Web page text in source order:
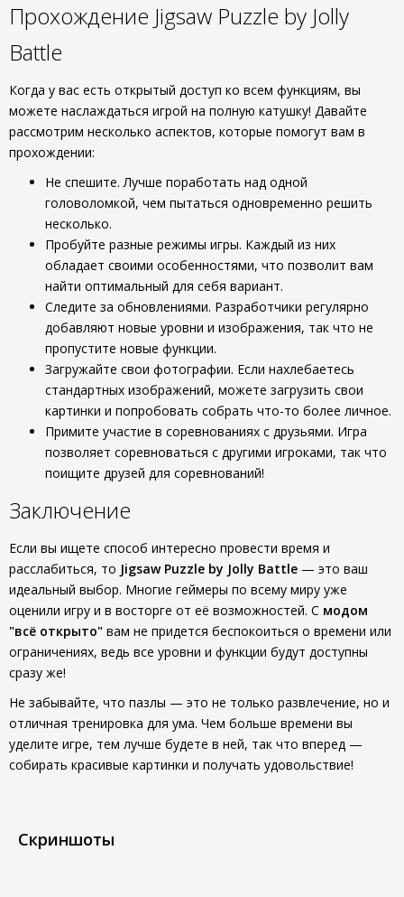
Прохождение Jigsaw Puzzle by Jolly
Battle
Когда у вас есть открытый доступ ко всем функциям, вы
можете наслаждаться игрой на полную катушку! Давайте
рассмотрим несколько аспектов, которые помогут вам в
прохождении:
Не спешите. Лучше поработать над одной
головоломкой, чем пытаться одновременно решить
несколько.
Пробуйте разные режимы игры. Каждый из них
обладает своими особенностями, что позволит вам
найти оптимальный для себя вариант.
Следите за обновлениями. Разработчики регулярно
добавляют новые уровни и изображения, так что не
пропустите новые функции.
Загружайте свои фотографии. Если нахлебаетесь
стандартных изображений, можете загрузить свои
картинки и попробовать собрать что-то более личное.
Примите участие в соревнованиях с друзьями. Игра
позволяет соревноваться с другими игроками, так что
поищите друзей для соревнований!
Заключение
Если вы ищете способ интересно провести время и
расслабиться, то Jigsaw Puzzle by Jolly Battle — это ваш
идеальный выбор. Многие геймеры по всему миру уже
оценили игру и в восторге от её возможностей. С модом
"всё открыто" вам не придется беспокоиться о времени или
ограничениях, ведь все уровни и функции будут доступны
сразу же!
Не забывайте, что пазлы — это не только развлечение, но и
отличная тренировка для ума. Чем больше времени вы
уделите игре, тем лучше будете в ней, так что вперед —
собирать красивые картинки и получать удовольствие!
Скриншоты